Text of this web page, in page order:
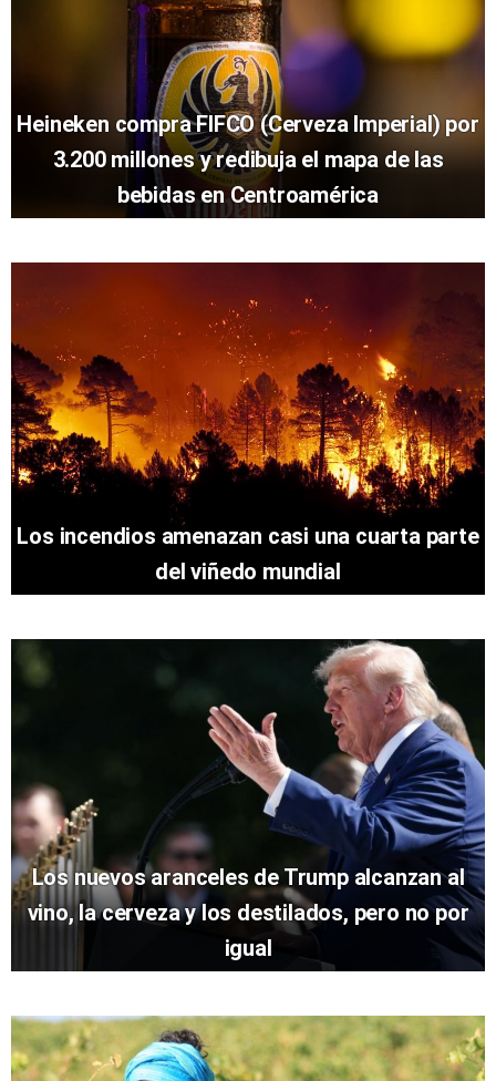
Heineken compra FIFCO (Cerveza Imperial) por
3.200 millones y redibuja el mapa de las
bebidas en Centroamérica
Los incendios amenazan casi una cuarta parte
del viñedo mundial
Los nuevos aranceles de Trump alcanzan al
vino, la cerveza y los destilados, pero no por
igual